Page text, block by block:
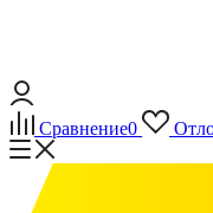
Сравнение0